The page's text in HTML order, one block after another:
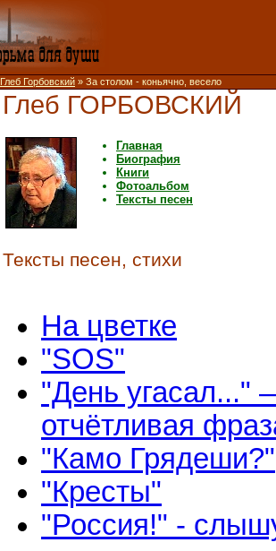
Глеб Горбовский » За столом - коньячно, весело
Глеб ГОРБОВСКИЙ
Главная
Биография
Книги
Фотоальбом
Тексты песен
Тексты песен, стихи
На цветке
"SOS"
"День угасал..."
отчётливая
"Камо Грядеши?"
"Кресты"
"Россия!" -